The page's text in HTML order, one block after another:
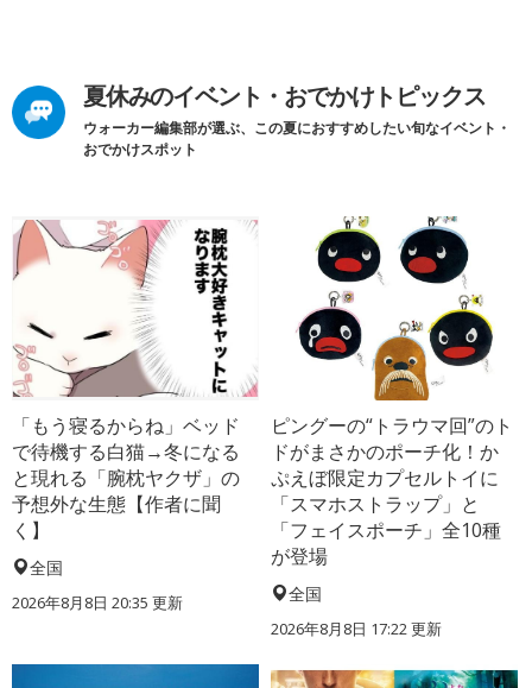
夏休みのイベント・おでかけトピックス
ウォーカー編集部が選ぶ、この夏におすすめしたい旬なイベント・
おでかけスポット
「もう寝るからね」ベッド
で待機する白猫→冬になる
と現れる「腕枕ヤクザ」の
予想外な生態【作者に聞
く】
全国
2026年8月8日 20:35 更新
ピングーの“トラウマ回”のト
ドがまさかのポーチ化！か
ぷえぼ限定カプセルトイに
「スマホストラップ」と
「フェイスポーチ」全10種
が登場
全国
2026年8月8日 17:22更新